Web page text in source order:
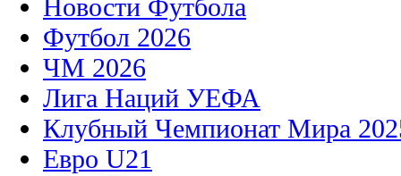
Новости Футбола
Футбол 2026
ЧМ 2026
Лига Наций УЕФА
Клубный Чемпионат Мира
Евро U21